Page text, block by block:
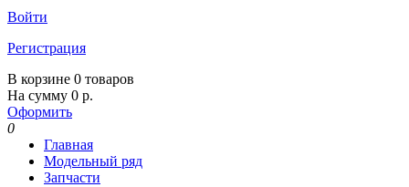
Войти
Регистрация
В корзине 0 товаров
На сумму 0 р.
Оформить
0
Главная
Модельный ряд
Запчасти